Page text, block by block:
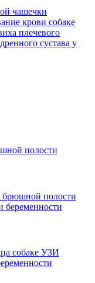
чашечки
крови собаке
плечевого
сустава у
полости
полости
собаке УЗИ